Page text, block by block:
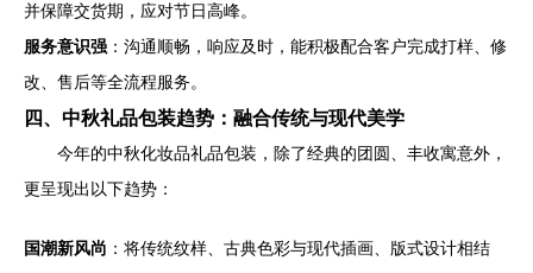
并保障交货期，应对节日高峰。
服务意识强 ：沟通顺畅，响应及时，能积极配合客户完成打样、修
改、售后等全流程服务。
四、中秋礼品包装趋势：融合传统与现代美学
今年的中秋化妆品礼品包装，除了经典的团圆、丰收寓意外，
更呈现出以下趋势：
国潮新风尚 ：将传统纹样、古典色彩与现代插画、版式设计相结